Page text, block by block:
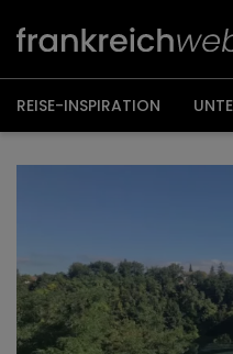
Inhalt
REISE-INSPIRATION